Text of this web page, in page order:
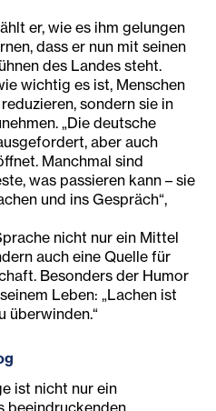
er, wie es ihm gelungen
dass er nun mit seinen
des Landes steht.
wichtig es ist, Menschen
sondern sie in
„Die deutsche
aber auch
Manchmal sind
was passieren kann – sie
und ins Gespräch“,
nicht nur ein Mittel
auch eine Quelle für
Besonders der Humor
Leben: „Lachen ist
überwinden.“
ist nicht nur ein